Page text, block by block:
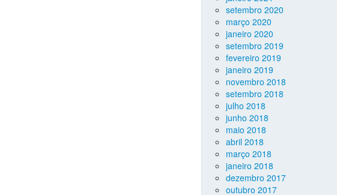
setembro 2020
março 2020
janeiro 2020
setembro 2019
fevereiro 2019
janeiro 2019
novembro 2018
setembro 2018
julho 2018
junho 2018
maio 2018
abril 2018
março 2018
janeiro 2018
dezembro 2017
outubro 2017